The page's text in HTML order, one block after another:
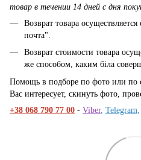
товар в течении 14 дней с дня
Возврат товара
почта".
Возврат стоимости товара
же способом, каким біла
Помощь в подборе по фото или
Вас интересует, скинуть фото,
+38 068 790 77 00 - Viber, Telegram